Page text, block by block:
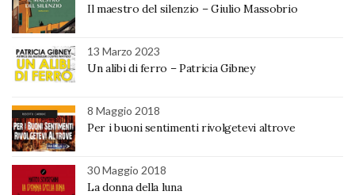
Il maestro del silenzio – Giulio Massobrio
13 Marzo 2023
Un alibi di ferro – Patricia Gibney
8 Maggio 2018
Per i buoni sentimenti rivolgetevi altrove
30 Maggio 2018
La donna della luna